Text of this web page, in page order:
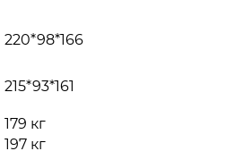
220*98*166
215*93*161
179 кг
197 кг